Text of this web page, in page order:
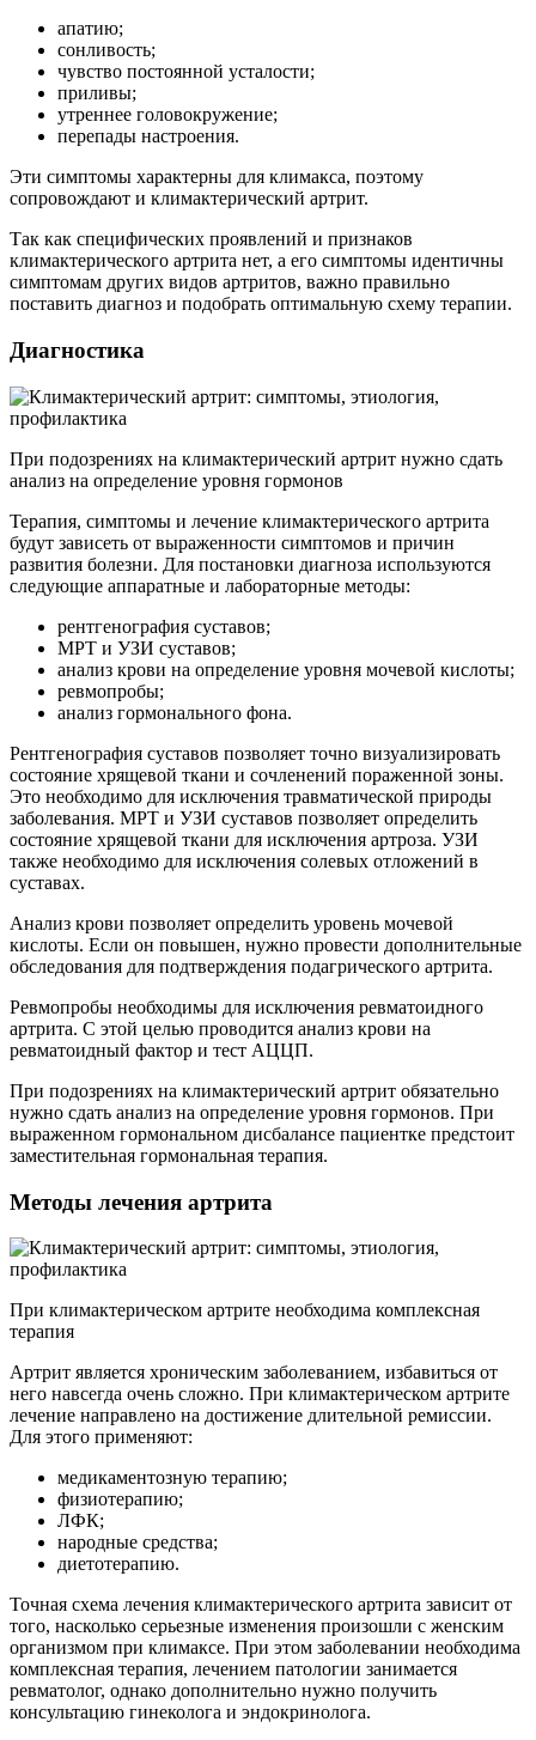
апатию;
сонливость;
чувство постоянной усталости;
приливы;
утреннее головокружение;
перепады настроения.
Эти симптомы характерны для климакса, поэтому
сопровождают и климактерический артрит.
Так как специфических проявлений и признаков
климактерического артрита нет, а его симптомы идентичны
симптомам других видов артритов, важно правильно
поставить диагноз и подобрать оптимальную схему терапии.
Диагностика
При подозрениях на климактерический артрит нужно сдать
анализ на определение уровня гормонов
Терапия, симптомы и лечение климактерического артрита
будут зависеть от выраженности симптомов и причин
развития болезни. Для постановки диагноза используются
следующие аппаратные и лабораторные методы:
рентгенография суставов;
МРТ и УЗИ суставов;
анализ крови на определение уровня мочевой кислоты;
ревмопробы;
анализ гормонального фона.
Рентгенография суставов позволяет точно визуализировать
состояние хрящевой ткани и сочленений пораженной зоны.
Это необходимо для исключения травматической природы
заболевания. МРТ и УЗИ суставов позволяет определить
состояние хрящевой ткани для исключения артроза. УЗИ
также необходимо для исключения солевых отложений в
суставах.
Анализ крови позволяет определить уровень мочевой
кислоты. Если он повышен, нужно провести дополнительные
обследования для подтверждения подагрического артрита.
Ревмопробы необходимы для исключения ревматоидного
артрита. С этой целью проводится анализ крови на
ревматоидный фактор и тест АЦЦП.
При подозрениях на климактерический артрит обязательно
нужно сдать анализ на определение уровня гормонов. При
выраженном гормональном дисбалансе пациентке предстоит
заместительная гормональная терапия.
Методы лечения артрита
При климактерическом артрите необходима комплексная
терапия
Артрит является хроническим заболеванием, избавиться от
него навсегда очень сложно. При климактерическом артрите
лечение направлено на достижение длительной ремиссии.
Для этого применяют:
медикаментозную терапию;
физиотерапию;
ЛФК;
народные средства;
диетотерапию.
Точная схема лечения климактерического артрита зависит от
того, насколько серьезные изменения произошли с женским
организмом при климаксе. При этом заболевании необходима
комплексная терапия, лечением патологии занимается
ревматолог, однако дополнительно нужно получить
консультацию гинеколога и эндокринолога.